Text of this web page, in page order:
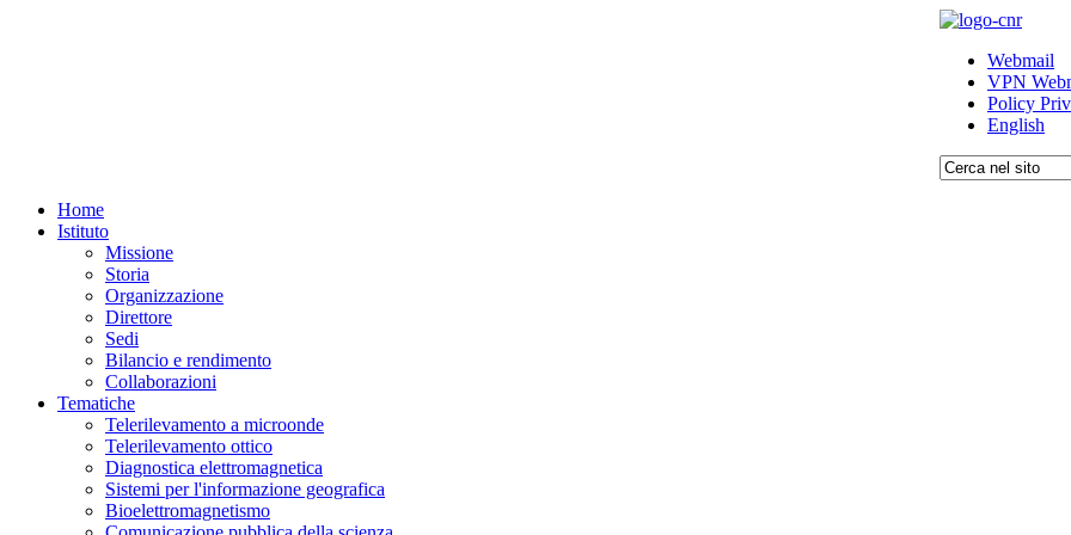
Webmail
VPN
Policy
English
Home
Istituto
Missione
Storia
Organizzazione
Direttore
Sedi
Bilancio e rendimento
Collaborazioni
Tematiche
Telerilevamento a microonde
Telerilevamento ottico
Diagnostica elettromagnetica
Sistemi per l'informazione geografica
Bioelettromagnetismo